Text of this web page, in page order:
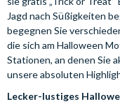
Jagd nach Süßigkeiten
begegnen Sie
die sich am Halloween
Stationen, an denen Sie
unsere absoluten
Lecker-lustiges